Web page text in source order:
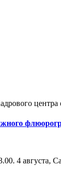
4 августа,